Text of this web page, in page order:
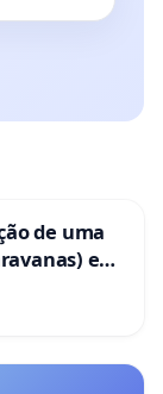
de uma
em